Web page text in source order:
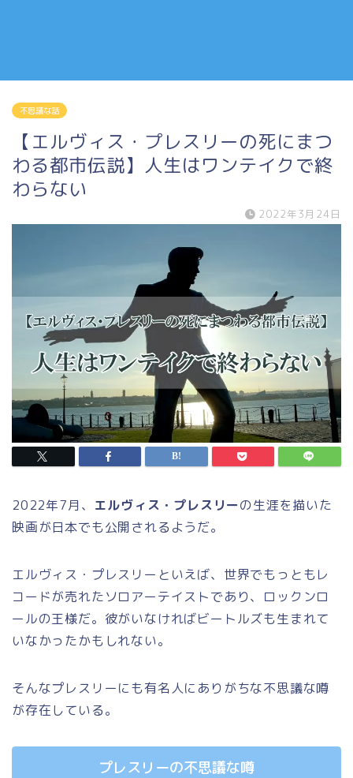
不思議な話
【エルヴィス・プレスリーの死にまつ
わる都市伝説】人生はワンテイクで終
わらない
2022年3月24日
2022年7月、 エルヴィス・プレスリーの生涯を描いた
映画が日本でも公開されるようだ。
エルヴィス・プレスリーといえば、世界でもっともレ
コードが売れたソロアーテイストであり、ロックンロ
ールの王様だ。彼がいなければビートルズも生まれて
いなかったかもしれない。
そんなプレスリーにも有名人にありがちな不思議な噂
が存在している。
プレスリーの不思議な噂